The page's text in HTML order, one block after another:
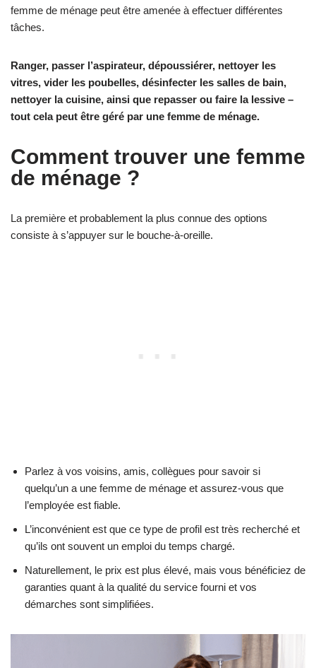
femme de ménage peut être amenée à effectuer différentes
tâches.
Ranger, passer l’aspirateur, dépoussiérer, nettoyer les
vitres, vider les poubelles, désinfecter les salles de bain,
nettoyer la cuisine, ainsi que repasser ou faire la lessive –
tout cela peut être géré par une femme de ménage.
Comment trouver une femme
de ménage ?
La première et probablement la plus connue des options
consiste à s’appuyer sur le bouche-à-oreille.
Parlez à vos voisins, amis, collègues pour savoir si
quelqu’un a une femme de ménage et assurez-vous que
l’employée est fiable.
L’inconvénient est que ce type de profil est très recherché et
qu’ils ont souvent un emploi du temps chargé.
Naturellement, le prix est plus élevé, mais vous bénéficiez de
garanties quant à la qualité du service fourni et vos
démarches sont simplifiées.